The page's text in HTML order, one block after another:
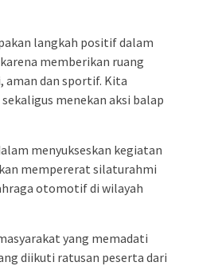
langkah positif dalam
memberikan ruang
aman dan sportif. Kita
menekan aksi balap
menyukseskan kegiatan
mempererat silaturahmi
otomotif di wilayah
yang memadati
diikuti ratusan peserta dari